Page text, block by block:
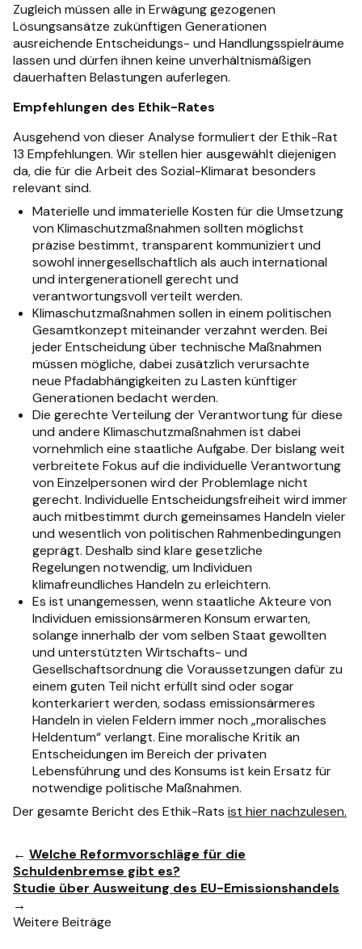
Zugleich müssen alle in Erwägung gezogenen
Lösungsansätze zukünftigen Generationen
ausreichende Entscheidungs- und Handlungsspielräume
lassen und dürfen ihnen keine unverhältnismäßigen
dauerhaften Belastungen auferlegen.
Empfehlungen des Ethik-Rates
Ausgehend von dieser Analyse formuliert der Ethik-Rat
13 Empfehlungen. Wir stellen hier ausgewählt diejenigen
da, die für die Arbeit des Sozial-Klimarat besonders
relevant sind.
Materielle und immaterielle Kosten für die Umsetzung
von Klimaschutzmaßnahmen sollten möglichst
präzise bestimmt, transparent kommuniziert und
sowohl innergesellschaftlich als auch international
und intergenerationell gerecht und
verantwortungsvoll verteilt werden.
Klimaschutzmaßnahmen sollen in einem politischen
Gesamtkonzept miteinander verzahnt werden. Bei
jeder Entscheidung über technische Maßnahmen
müssen mögliche, dabei zusätzlich verursachte
neue Pfadabhängigkeiten zu Lasten künftiger
Generationen bedacht werden.
Die gerechte Verteilung der Verantwortung für diese
und andere Klimaschutzmaßnahmen ist dabei
vornehmlich eine staatliche Aufgabe. Der bislang weit
verbreitete Fokus auf die individuelle Verantwortung
von Einzelpersonen wird der Problemlage nicht
gerecht. Individuelle Entscheidungsfreiheit wird immer
auch mitbestimmt durch gemeinsames Handeln vieler
und wesentlich von politischen Rahmenbedingungen
geprägt. Deshalb sind klare gesetzliche
Regelungen notwendig, um Individuen
klimafreundliches Handeln zu erleichtern.
Es ist unangemessen, wenn staatliche Akteure von
Individuen emissionsärmeren Konsum erwarten,
solange innerhalb der vom selben Staat gewollten
und unterstützten Wirtschafts- und
Gesellschaftsordnung die Voraussetzungen dafür zu
einem guten Teil nicht erfüllt sind oder sogar
konterkariert werden, sodass emissionsärmeres
Handeln in vielen Feldern immer noch „moralisches
Heldentum“ verlangt. Eine moralische Kritik an
Entscheidungen im Bereich der privaten
Lebensführung und des Konsums ist kein Ersatz für
notwendige politische Maßnahmen.
Der gesamte Bericht des Ethik-Rats ist hier nachzulesen.
← Welche Reformvorschläge für die
Schuldenbremse gibt es?
Studie über Ausweitung des EU-Emissionshandels
→
Weitere Beiträge